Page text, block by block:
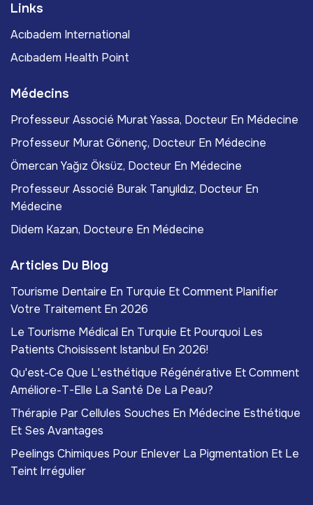
Links
Acıbadem International
Acıbadem Health Point
Médecins
Professeur Associé Murat Yassa, Docteur En Médecine
Professeur Murat Gönenç, Docteur En Médecine
Ömercan Yağız Öksüz, Docteur En Médecine
Professeur Associé Burak Tanyıldız, Docteur En
Médecine
Didem Kazan, Docteure En Médecine
Articles Du Blog
Tourisme Dentaire En Turquie Et Comment Planifier
Votre Traitement En 2026
Le Tourisme Médical En Turquie Et Pourquoi Les
Patients Choisissent Istanbul En 2026!
Qu'est-Ce Que L'esthétique Régénérative Et Comment
Améliore-T-Elle La Santé De La Peau?
Thérapie Par Cellules Souches En Médecine Esthétique
Et Ses Avantages
Peelings Chimiques Pour Enlever La Pigmentation Et Le
Teint Irrégulier